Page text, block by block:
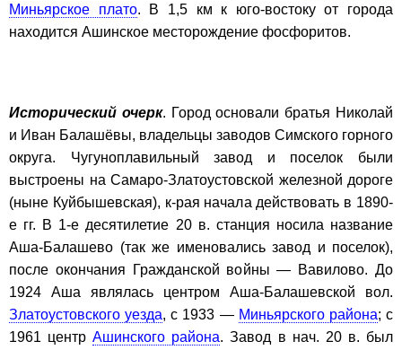
Миньярское плато. В 1,5 км к юго-востоку от города
находится Ашинское месторождение фосфоритов.
Исторический очерк. Город основали братья Николай
и Иван Балашёвы, владельцы заводов Симского горного
округа. Чугуноплавильный завод и поселок были
выстроены на Самаро-Златоустовской железной дороге
(ныне Куйбышевская), к-рая начала действовать в 1890-
е гг. В 1-е десятилетие 20 в. станция носила название
Аша-Балашево (так же именовались завод и поселок),
после окончания Гражданской войны — Вавилово. До
1924 Аша являлась центром Аша-Балашевской вол.
Златоустовского уезда, с 1933 — Миньярского района; с
1961 центрАшинского района. Завод в нач. 20 в. был